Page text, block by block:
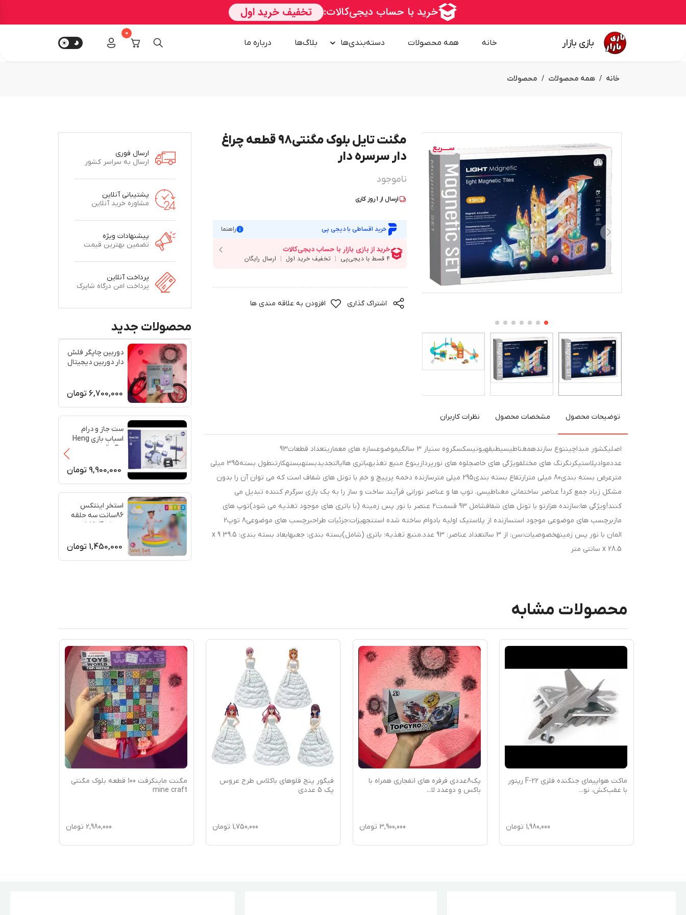
بازی بازار خانه همه محصولات دسته‌بندی‌ها بلاگ‌ها درباره‌ ما
0
خانه همه محصولات محصولات
ســــریع
مگنت تایل بلوک مگنتی98 قطعه چراغ
دار سرسره دار
ناموجود
ارسال از 1روز کاری
خرید اقساطی با دیجی پی راهنما
اشتراک گذاری افزودن به علاقه مندی ها
توضیحات محصول مشخصات محصول نظرات کاربران
اصلیکشور مبداچیننوع سازندهمغناطیسیطبقهیونیسکسگروه سنیاز 3 سالگیموضوعسازه های معماریتعداد قطعات93
عددموادپلاستیکرنگرنگ های مختلفویژگی های خاصجلوه های نورپردازینوع منبع تغذیهباتری هاایالتجدیدبستهبستهکارتنطول بسته395 میلی
مترعرض بسته بندی80 میلی مترارتفاع بسته بندی295 میلی مترسازنده دخمه پرپیچ و خم با تونل های شفاف است که می توان آن را بدون
مشکل زیاد جمع کرد! عناصر ساختمانی مغناطیسی، توپ ها و عناصر نورانی فرآیند ساخت و ساز را به یک بازی سرگرم کننده تبدیل می
کنند! ویژگی ها:سازنده هزارتو با تونل های شفافشامل 93 قسمت2 عنصر با نور پس زمینه (با باتری های موجود تغذیه می شود)توپ های
مازبرچسب های موضوعی موجود استسازنده از پلاستیک اولیه بادوام ساخته شده استتجهیزات:جزئیات طراحبرچسب های موضوعی8 توپ2
المان با نور پس زمینهخصوصیات:سن: از 3 سالتعداد عناصر: 93 عدد.منبع تغذیه: باتری (شامل)بسته بندی: جعبهابعاد بسته بندی: 39.5 x 9
x 28.5 سانتی متر
ارسال فوری
ارسال به سراسر کشور
پشتیبانی آنلاین
مشاوره خرید آنلاین
پیشنهادات ویژه
تضمین بهترین قیمت
پرداخت آنلاین
پرداخت امن درگاه شاپرک
محصولات جدید
دوربین چاپگر فلش
دار دوربین دیجیتال
6,700,000 تومان
ست جاز و درام
اسباب بازی Heng
9,900,000 تومان
استخر اینتکس
86سانت سه حلقه
دارد کد58924
1,450,000 تومان
محصولات مشابه
ماکت هواپیمای جنگنده فلزی F-22 رپتور
با عقب‌کش، نو...
1,980,000 تومان
پک8عددی فرفره های انفجاری همراه با
باکس و دوعدد لا...
3,900,000 تومان
فیگور پنج قلوهای باکلاس طرح عروس
پک 5 عددی
1,750,000 تومان
مگنت ماینکرفت 100 قطعه بلوک مگنتی
mine craft
2,980,000 تومان